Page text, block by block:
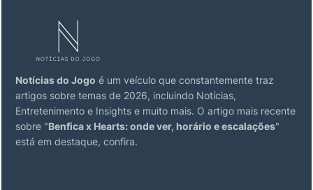
Notícias do Jogo é um veículo que constantemente traz
artigos sobre temas de 2026, incluindo Notícias,
Entretenimento e Insights e muito mais. O artigo mais recente
sobre "Benfica x Hearts: onde ver, horário e escalações"
está em destaque, confira.